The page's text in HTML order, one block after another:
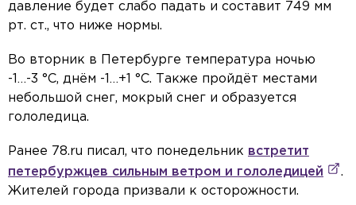
давление будет слабо падать и составит 749 мм
рт. ст., что ниже нормы.
Во вторник в Петербурге температура ночью
-1…-3 °С, днём -1…+1 °С. Также пройдёт местами
небольшой снег, мокрый снег и образуется
гололедица.
Ранее 78.ru писал, что понедельник встретит
петербуржцев сильным ветром и гололедицей
.
Жителей города призвали к осторожности.